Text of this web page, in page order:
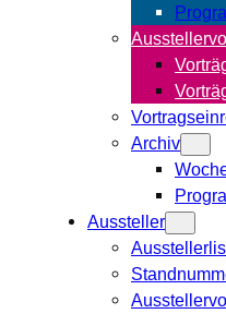
Archiv
Aussteller